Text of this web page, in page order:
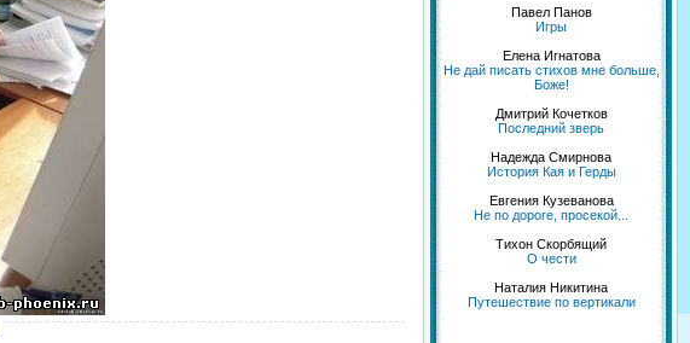
Павел Панов
Игры
Елена Игнатова
Не дай писать стихов мне больше,
Боже!
Дмитрий Кочетков
Последний зверь
Надежда Смирнова
История Кая и Герды
Евгения Кузеванова
Не по дороге, просекой...
Тихон Скорбящий
О чести
Наталия Никитина
Путешествие по вертикали